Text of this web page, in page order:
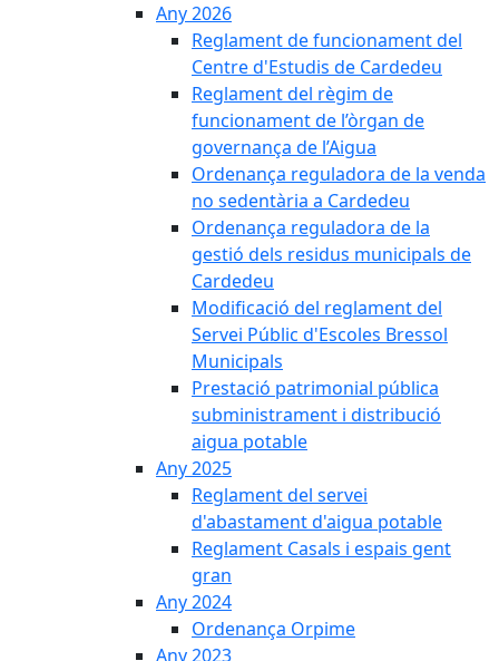
Any 2026
Reglament de funcionament del
Centre d'Estudis de Cardedeu
Reglament del règim de
funcionament de l’òrgan de
governança de l’Aigua
Ordenança reguladora de la venda
no sedentària a Cardedeu
Ordenança reguladora de la
gestió dels residus municipals de
Cardedeu
Modificació del reglament del
Servei Públic d'Escoles Bressol
Municipals
Prestació patrimonial pública
subministrament i distribució
aigua potable
Any 2025
Reglament del servei
d'abastament d'aigua potable
Reglament Casals i espais gent
gran
Any 2024
Ordenança Orpime
Any 2023